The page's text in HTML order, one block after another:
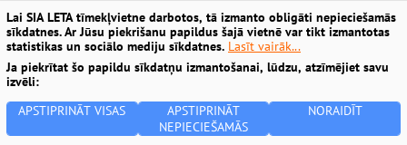
Lai SIA LETA tīmekļvietne darbotos, tā izmanto obligāti nepieciešamās
sīkdatnes. Ar Jūsu piekrišanu papildus šajā vietnē var tikt izmantotas
statistikas un sociālo mediju sīkdatnes. Lasīt vairāk...
Ja piekrītat šo papildu sīkdatņu izmantošanai, lūdzu, atzīmējiet savu
izvēli:
APSTIPRINĀT VISAS
APSTIPRINĀT
NEPIECIEŠAMĀS
NORAIDĪT